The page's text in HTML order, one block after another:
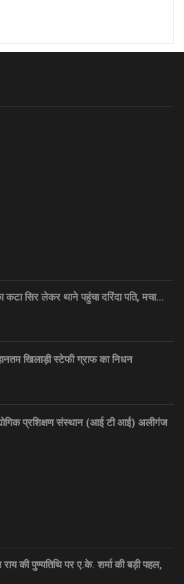
कटा सिर लेकर थाने पहुंचा दरिंदा पति, मचा…
खिलाड़ी स्टेफी ग्राफ का निधन
प्रशिक्षण संस्थान (आई टी आई) अलीगंज
की पुण्यतिथि पर ए.के. शर्मा की बड़ी पहल,